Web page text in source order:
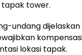
tower.
undang
lokasi tapak.